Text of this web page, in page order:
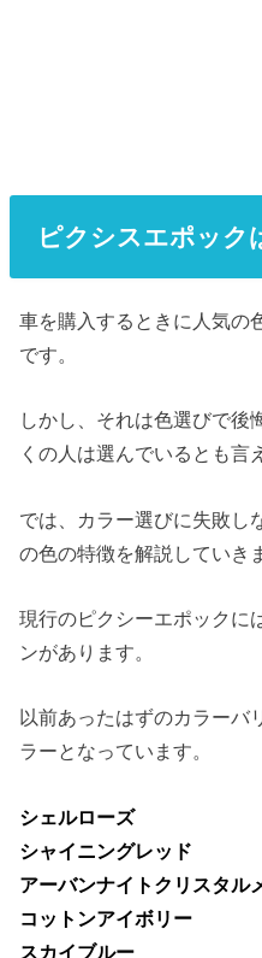
ピクシスエポック
車を購入するときに人気の
です。
しかし、それは色選びで後
くの人は選んでいるとも言
では、カラー選びに失敗し
の色の特徴を解説していき
現行のピクシーエポックに
ンがあります。
以前あったはずのカラーバ
ラーとなっています。
シェルローズ
シャイニングレッド
アーバンナイトクリスタル
コットンアイボリー
スカイブルー